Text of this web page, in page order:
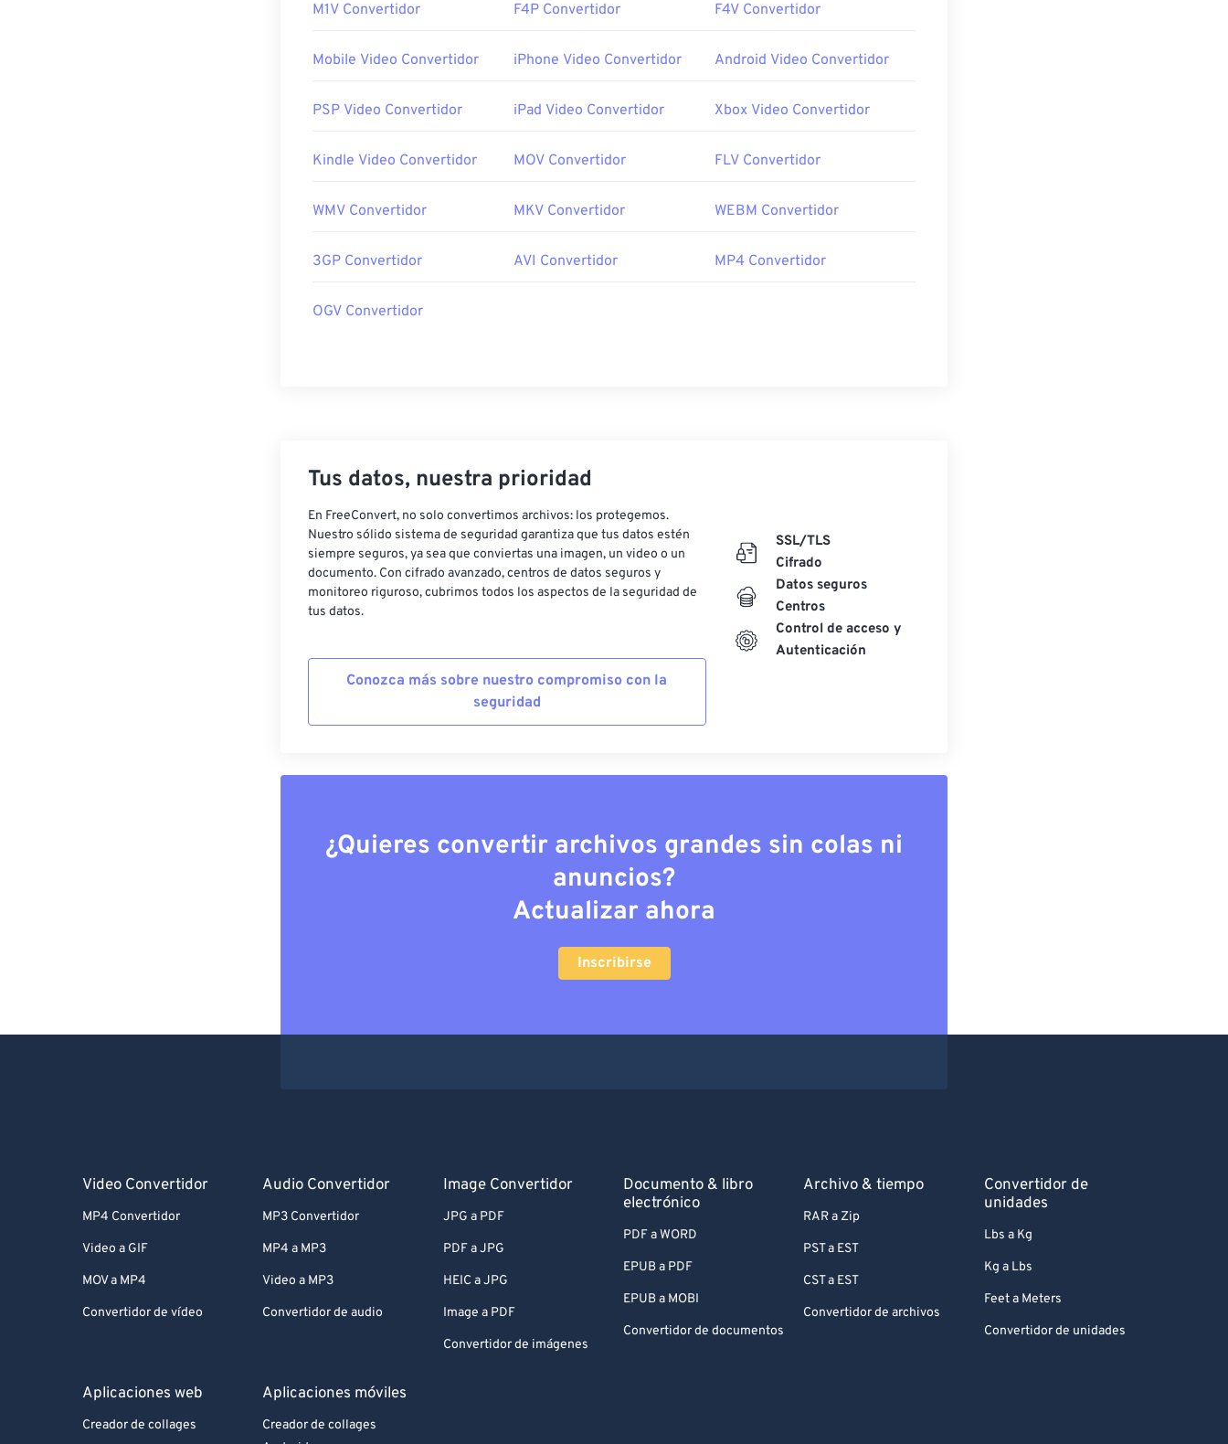
M1V Convertidor F4P Convertidor F4V Convertidor
Mobile Video Convertidor iPhone Video Convertidor Android Video Convertidor
PSP Video Convertidor iPad Video Convertidor Xbox Video Convertidor
Kindle Video Convertidor MOV Convertidor FLV Convertidor
WMV Convertidor MKV Convertidor WEBM Convertidor
3GP Convertidor AVI Convertidor MP4 Convertidor
OGV Convertidor
Tus datos, nuestra prioridad
En FreeConvert, no solo convertimos archivos: los protegemos.
Nuestro sólido sistema de seguridad garantiza que tus datos estén
siempre seguros, ya sea que conviertas una imagen, un video o un
documento. Con cifrado avanzado, centros de datos seguros y
monitoreo riguroso, cubrimos todos los aspectos de la seguridad de
tus datos.
Conozca más sobre nuestro compromiso con la
seguridad
SSL/TLS
Cifrado
Datos seguros
Centros
Control de acceso y
Autenticación
¿Quieres convertir archivos grandes sin colas ni
anuncios?
Actualizar ahora
Inscribirse
Video Convertidor
MP4 Convertidor
Video a GIF
MOV a MP4
Convertidor de vídeo
Audio Convertidor
MP3 Convertidor
MP4 a MP3
Video a MP3
Convertidor de audio
Image Convertidor
JPG a PDF
PDF a JPG
HEIC a JPG
Image a PDF
Convertidor de imágenes
Documento & libro
electrónico
PDF a WORD
EPUB a PDF
EPUB a MOBI
Convertidor de documentos
Archivo & tiempo
RAR a Zip
PST a EST
CST a EST
Convertidor de archivos
Convertidor de
unidades
Lbs a Kg
Kg a Lbs
Feet a Meters
Convertidor de unidades
Aplicaciones web
Creador de collages
Aplicaciones móviles
Creador de collages